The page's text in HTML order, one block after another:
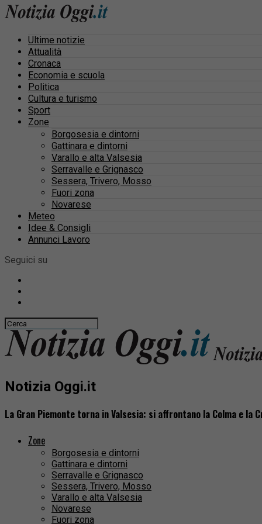
Ultime notizie
Attualità
Cronaca
Economia e scuola
Politica
Cultura e turismo
Sport
Zone
Borgosesia e dintorni
Gattinara e dintorni
Varallo e alta Valsesia
Serravalle e Grignasco
Sessera, Trivero, Mosso
Fuori zona
Novarese
Meteo
Idee & Consigli
Annunci Lavoro
Seguici su
Notizia Oggi.it
La Gran Piemonte torna in Valsesia: si affrontano la Colma e la
Zone
Borgosesia e dintorni
Gattinara e dintorni
Serravalle e Grignasco
Sessera, Trivero, Mosso
Varallo e alta Valsesia
Novarese
Fuori zona